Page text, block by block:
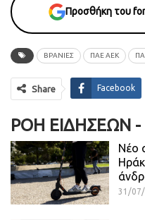
Προσθήκη του
ΒΡΑΝΙΕΣ ΠΑΕ ΑΕΚ
Share Facebook
ΡΟΉ ΕΙΔΉΣΕΩΝ -
Νέο
31/